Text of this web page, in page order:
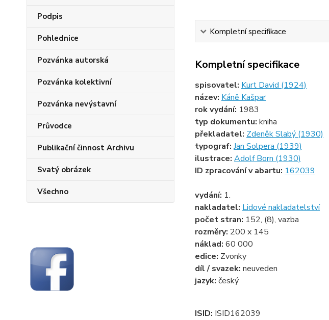
Podpis
Pohlednice
Pozvánka autorská
Pozvánka kolektivní
Pozvánka nevýstavní
Průvodce
Publikační činnost Archivu
Svatý obrázek
Všechno
Kompletní specifikace
Kompletní specifikace
spisovatel: Kurt David (1924)
název: Káně Kašpar
rok vydání: 1983
typ dokumentu: kniha
překladatel: Zdeněk Slabý (1930)
typograf: Jan Solpera (1939)
ilustrace: Adolf Born (1930)
ID zpracování v abartu: 162039
vydání: 1.
nakladatel: Lidové nakladatelství
počet stran: 152, (8), vazba
rozměry: 200 x 145
náklad: 60 000
edice: Zvonky
díl / svazek: neuveden
jazyk: český
ISID: ISID162039